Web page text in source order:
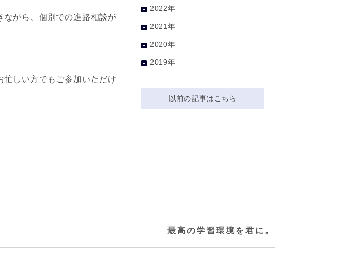
ながら、個別での進路相談が
しい方でもご参加いただけ
2022年
2021年
2020年
2019年
以前の記事はこちら
最高の学習環境を君に。